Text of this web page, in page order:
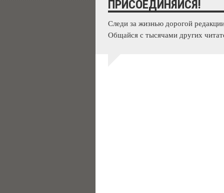
ПРИСОЕДИНЯЙСЯ!
Следи за жизнью дорогой
Общайся с тысячами других